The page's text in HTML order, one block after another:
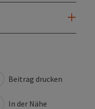
Beitrag drucken
In der Nähe